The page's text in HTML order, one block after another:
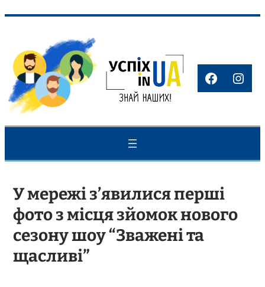
вмісту
У мережі з’явилися перші
фото з місця зйомок нового
сезону шоу “Зважені та
щасливі”